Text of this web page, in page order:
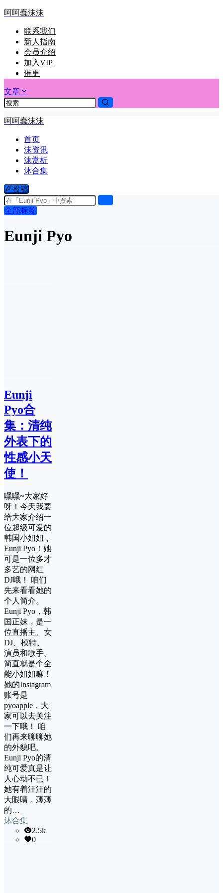
呵呵蠢沫沫
联系我们
新人指南
会员介绍
加入VIP
催更
文章
呵呵蠢沫沫
首页
沫资讯
沫赏析
沐合集
投稿
全部标签
Eunji Pyo
Eunji
Pyo合
集：清纯
外表下的
性感小天
使！
嘿嘿~大家好
呀！今天我要
给大家介绍一
位超级可爱的
韩国小姐姐，
Eunji Pyo！她
可是一位多才
多艺的网红
DJ哦！ 咱们
先来看看她的
个人简介。
Eunji Pyo，韩
国正妹，是一
位直播主、女
DJ、模特、
演员和歌手。
简直就是个全
能小姐姐嘛！
她的Instagram
账号是
pyoapple，大
家可以去关注
一下哦！ 咱
们再来聊聊她
的外貌吧。
Eunji Pyo的清
纯可爱真是让
人心动不已！
她有着汪汪的
大眼睛，薄薄
的…
沐合集
2.5k
0